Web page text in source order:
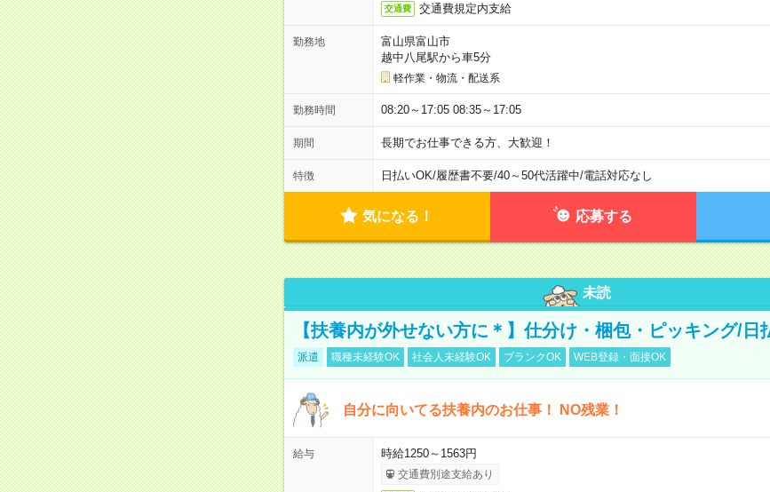
交通費 交通費規定内支給
勤務地
富山県富山市
越中八尾駅から車5分
軽作業・物流・配送系
勤務時間 08:20～17:05 08:35～17:05
期間 長期でお仕事できる方、大歓迎！
特徴 日払いOK/履歴書不要/40～50代活躍中/電話対応なし
気になる！ 応募する
未読
【扶養内が外せない方に＊】仕分け・梱包・ピッキング/日
派遣 職種未経験OK 社会人未経験OK ブランクOK WEB登録・面接OK
自分に向いてる扶養内のお仕事！ NO残業！
給与 時給1250～1563円
交通費別途支給あり